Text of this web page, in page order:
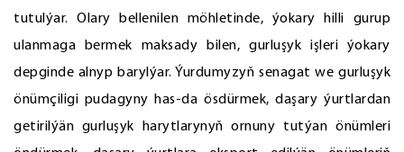
tutulýar. Olary bellenilen möhletinde, ýokary hilli gurup
ulanmaga bermek maksady bilen, gurluşyk işleri ýokary
depginde alnyp barylýar. Ýurdumyzyň senagat we gurluşyk
önümçiligi pudagyny has-da ösdürmek, daşary ýurtlardan
getirilýän gurluşyk harytlarynyň ornuny tutýan önümleri